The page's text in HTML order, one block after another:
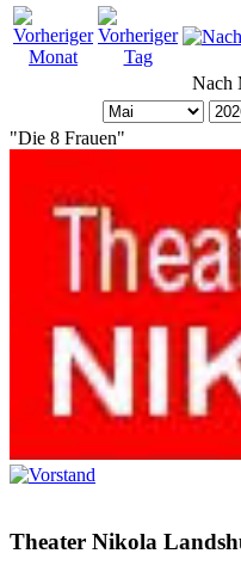
Nach
"Die 8 Frauen"
Theater Nikola